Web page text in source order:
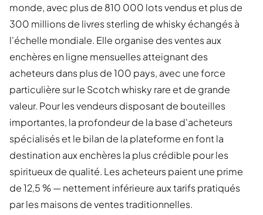
monde, avec plus de 810 000 lots vendus et plus de
300 millions de livres sterling de whisky échangés à
l'échelle mondiale. Elle organise des ventes aux
enchères en ligne mensuelles atteignant des
acheteurs dans plus de 100 pays, avec une force
particulière sur le Scotch whisky rare et de grande
valeur. Pour les vendeurs disposant de bouteilles
importantes, la profondeur de la base d'acheteurs
spécialisés et le bilan de la plateforme en font la
destination aux enchères la plus crédible pour les
spiritueux de qualité. Les acheteurs paient une prime
de 12,5 % — nettement inférieure aux tarifs pratiqués
par les maisons de ventes traditionnelles.